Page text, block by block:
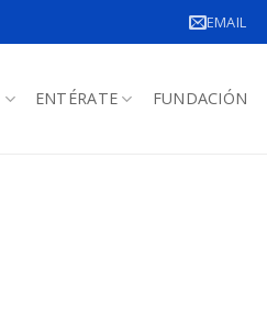
EMAIL
ENTÉRATE FUNDACIÓN